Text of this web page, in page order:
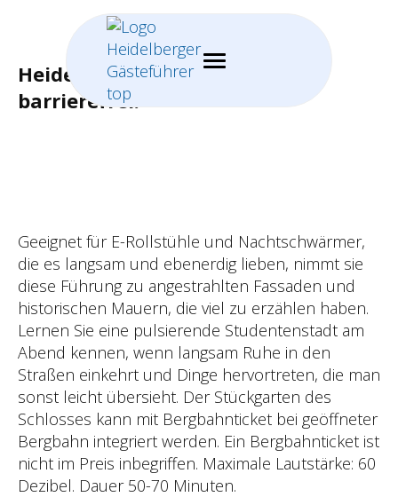
Heidelberg im Abendlicht -
barrierefrei!
Geeignet für E-Rollstühle und Nachtschwärmer,
die es langsam und ebenerdig lieben, nimmt sie
diese Führung zu angestrahlten Fassaden und
historischen Mauern, die viel zu erzählen haben.
Lernen Sie eine pulsierende Studentenstadt am
Abend kennen, wenn langsam Ruhe in den
Straßen einkehrt und Dinge hervortreten, die man
sonst leicht übersieht. Der Stückgarten des
Schlosses kann mit Bergbahnticket bei geöffneter
Bergbahn integriert werden. Ein Bergbahnticket ist
nicht im Preis inbegriffen. Maximale Lautstärke: 60
Dezibel. Dauer 50-70 Minuten.